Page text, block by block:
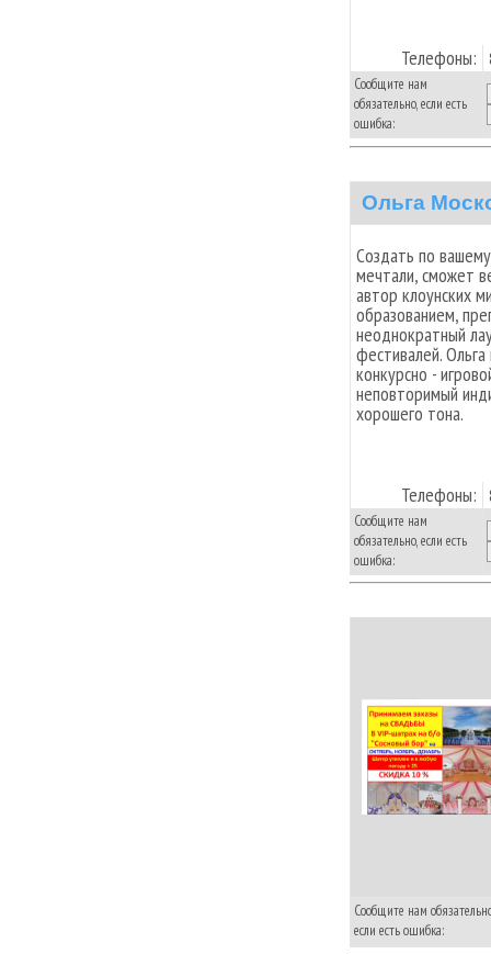
Телефоны:
Сообщите нам
обязательно, если есть
ошибка:
Ольга
Создать по
мечтали, сможет
автор клоунских
образованием,
неоднократный
фестивалей.
конкурсно -
неповторимый
хорошего тона.
Телефоны:
Сообщите нам
обязательно, если есть
ошибка:
Сообщите нам
если есть ошибка: